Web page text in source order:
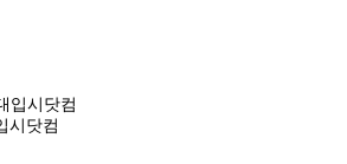
입시닷컴
시닷컴